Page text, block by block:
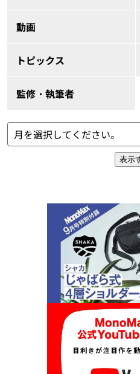
動画
トピックス
監修・執筆者
表示